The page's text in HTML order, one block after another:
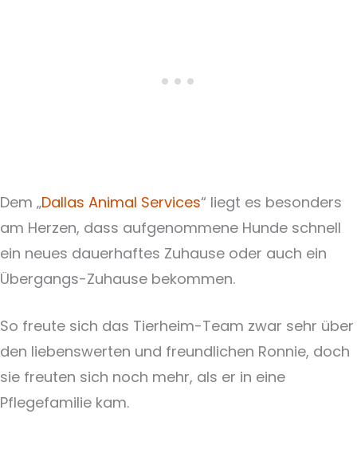
Dem „Dallas Animal Services“ liegt es besonders
am Herzen, dass aufgenommene Hunde schnell
ein neues dauerhaftes Zuhause oder auch ein
Übergangs-Zuhause bekommen.
So freute sich das Tierheim-Team zwar sehr über
den liebenswerten und freundlichen Ronnie, doch
sie freuten sich noch mehr, als er in eine
Pflegefamilie kam.